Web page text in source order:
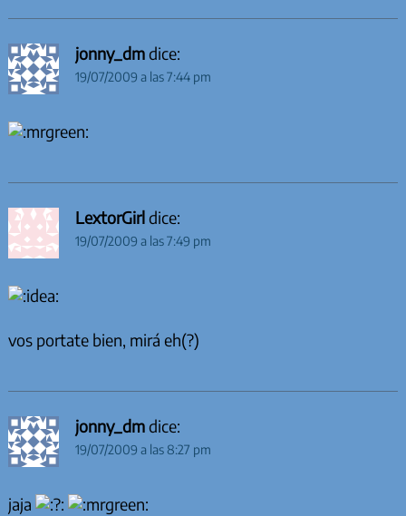
jonny_dmdice:
19/07/2009 a las 7:44 pm
LextorGirl dice:
19/07/2009 a las 7:49 pm
vos portate bien, mirá eh(?)
jonny_dmdice:
19/07/2009 a las 8:27 pm
jaja